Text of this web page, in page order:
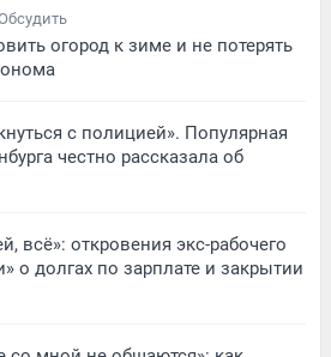
огород к зиме и не потерять
с полицией». Популярная
честно рассказала об
всё»: откровения экс-рабочего
о долгах по зарплате и закрытии